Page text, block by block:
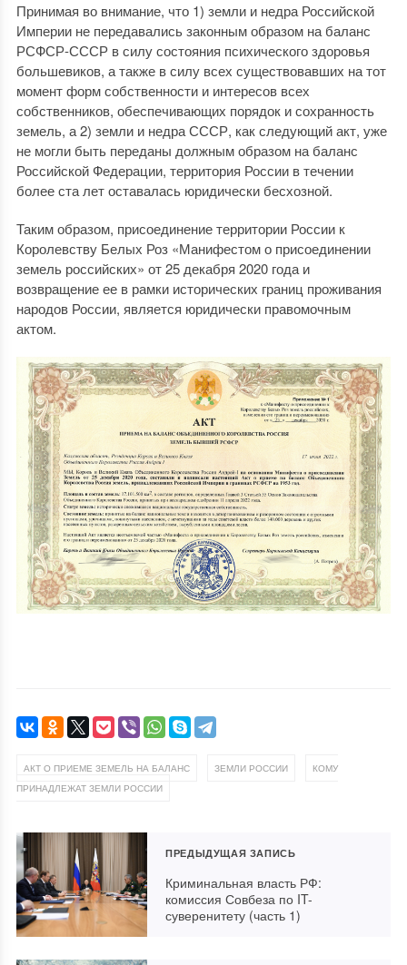
Принимая во внимание, что 1) земли и недра Российской
Империи не передавались законным образом на баланс
РСФСР-СССР в силу состояния психического здоровья
большевиков, а также в силу всех существовавших на тот
момент форм собственности и интересов всех
собственников, обеспечивающих порядок и сохранность
земель, а 2) земли и недра СССР, как следующий акт, уже
не могли быть переданы должным образом на баланс
Российской Федерации, территория России в течении
более ста лет оставалась юридически бесхозной.
Таким образом, присоединение территории России к
Королевству Белых Роз «Манифестом о присоединении
земель российских» от 25 декабря 2020 года и
возвращение ее в рамки исторических границ проживания
народов России, является юридически правомочным
актом.
АКТ О ПРИЕМЕ ЗЕМЕЛЬ НА БАЛАНС ЗЕМЛИ РОССИИ
КОМУ
ПРИНАДЛЕЖАТ ЗЕМЛИ РОССИИ
ПРЕДЫДУЩАЯ ЗАПИСЬ
Криминальная власть РФ:
комиссия Совбеза по IT-
суверенитету (часть 1)